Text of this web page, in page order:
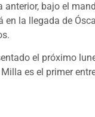
anterior, bajo el
en la llegada de
el próximo
es el primer